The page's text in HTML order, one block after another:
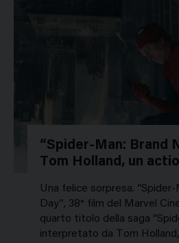
“Spider-Man: Brand
Tom Holland, un
Una felice sorpresa.
Day”, 38° film del Marvel
quarto titolo della saga
interpretato da Tom